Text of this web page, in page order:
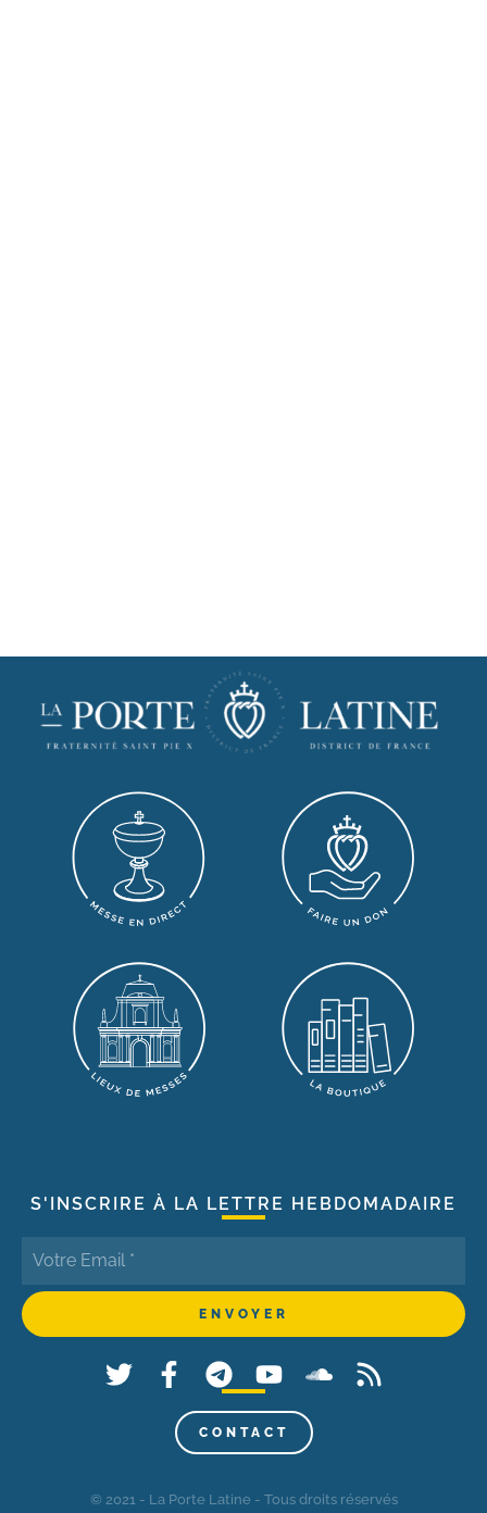
S'INSCRIRE À LA LETTRE HEBDOMADAIRE
CONTACT
© 2021 - La Porte Latine - Tous droits réservés